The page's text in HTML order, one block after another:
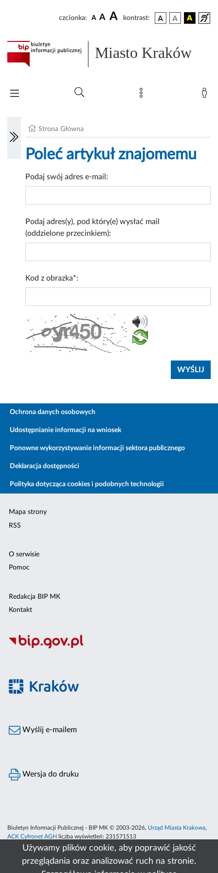
Używamy plików cookie, aby poprawić jakość
przeglądania oraz analizować ruch na stronie.
czcionka: A A A kontrast:
Miasto Kraków
Strona Główna
Poleć artykuł znajomemu
Podaj swój adres e-mail:
Podaj adres(y), pod który(e) wysłać mail
(oddzielone przecinkiem):
Kod z obrazka*:
Ochrona danych osobowych
Udostępnianie informacji na wniosek
Ponowne wykorzystywanie informacji sektora publicznego
Deklaracja dostępności
Polityka dotycząca cookies i podobnych technologii
Mapa strony
RSS
O serwisie
Pomoc
Redakcja BIP MK
Kontakt
Wyślij e-mailem
Wersja do druku
Biuletyn Informacji Publicznej - BIP MK © 2003-2026, Urząd Miasta Krakowa,
ACK Cyfronet AGH
liczba wyświetleń: 231571513